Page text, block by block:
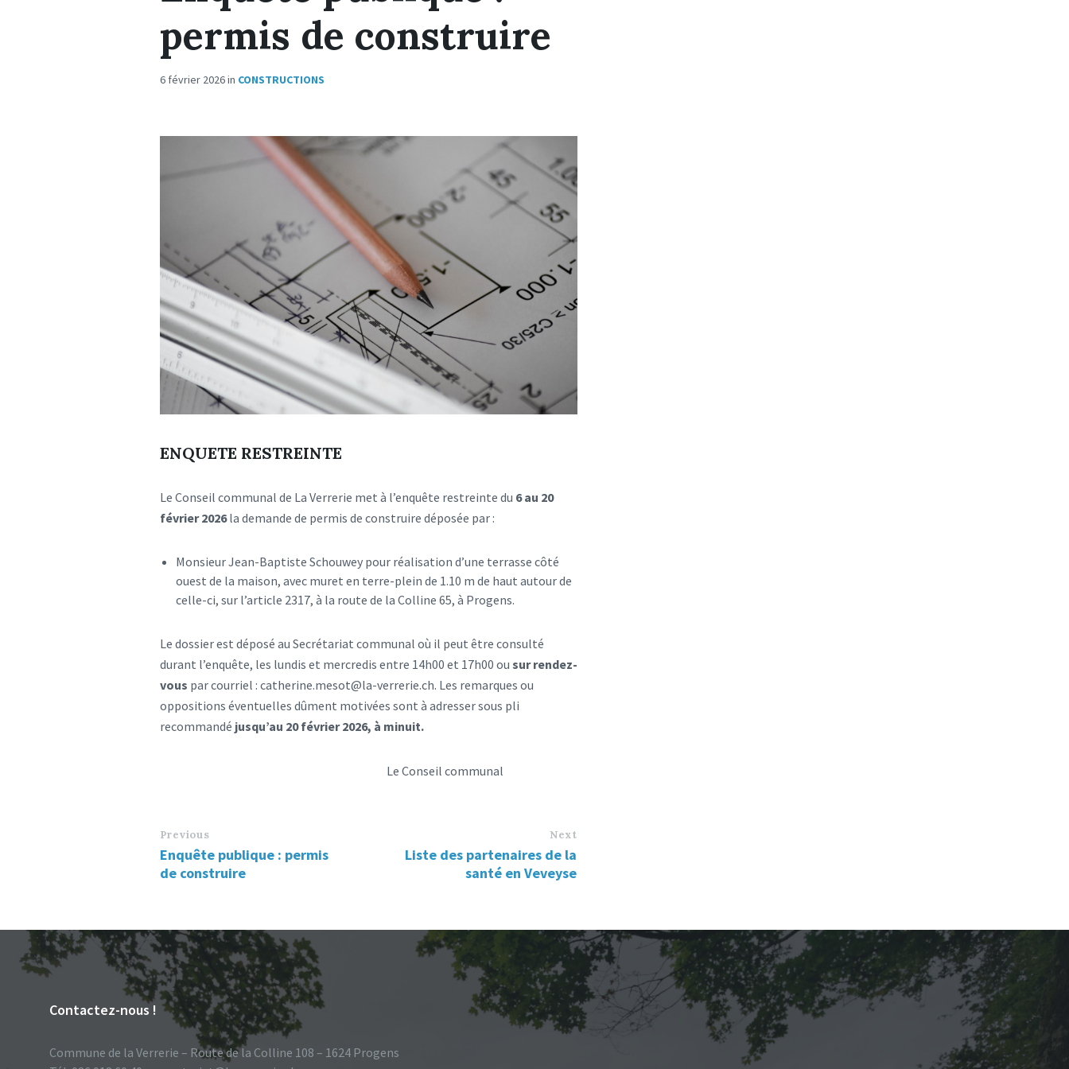
permis de construire
6 février 2026in CONSTRUCTIONS
ENQUETE RESTREINTE
Le Conseil communal de La Verrerie met à l’enquête restreinte du 6 au 20
février 2026la demande de permis de construire déposée par :
Monsieur Jean-Baptiste Schouwey pour réalisation d’une terrasse côté
ouest de la maison, avec muret en terre-plein de 1.10 m de haut autour de
celle-ci, sur l’article 2317, à la route de la Colline 65, à Progens.
Le dossier est déposé au Secrétariat communal où il peut être consulté
durant l’enquête, les lundis et mercredis entre 14h00 et 17h00 ou sur rendez-
vous par courriel : catherine.mesot@la-verrerie.ch. Les remarques ou
oppositions éventuelles dûment motivées sont à adresser sous pli
recommandé jusqu’au 20 février 2026, à minuit.
Le Conseil communal
Previous
Enquête publique : permis
de construire
Next
Liste des partenaires de la
santé en Veveyse
Contactez-nous !
Commune de la Verrerie – Route de la Colline 108 – 1624 Progens